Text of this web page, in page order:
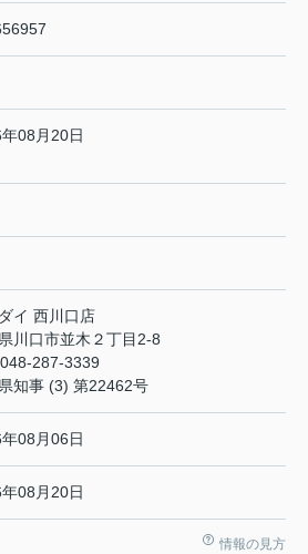
08月20日
イ 西川口店
川口市並木２丁目2-8
048-287-3339
知事 (3) 第22462号
08月06日
08月20日
情報の見方